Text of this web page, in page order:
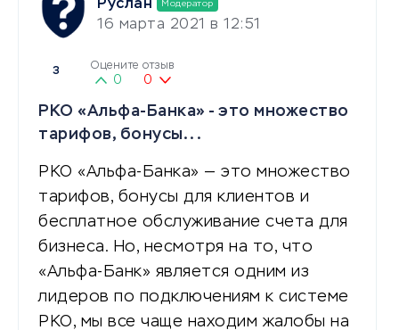
Руслан Модератор
16 марта 2021 в 12:51
3 Оцените отзыв
0 0
РКО «Альфа-Банка» - это множество
тарифов, бонусы...
РКО «Альфа-Банка» — это множество
тарифов, бонусы для клиентов и
бесплатное обслуживание счета для
бизнеса. Но, несмотря на то, что
«Альфа-Банк» является одним из
лидеров по подключениям к системе
РКО, мы все чаще находим жалобы на